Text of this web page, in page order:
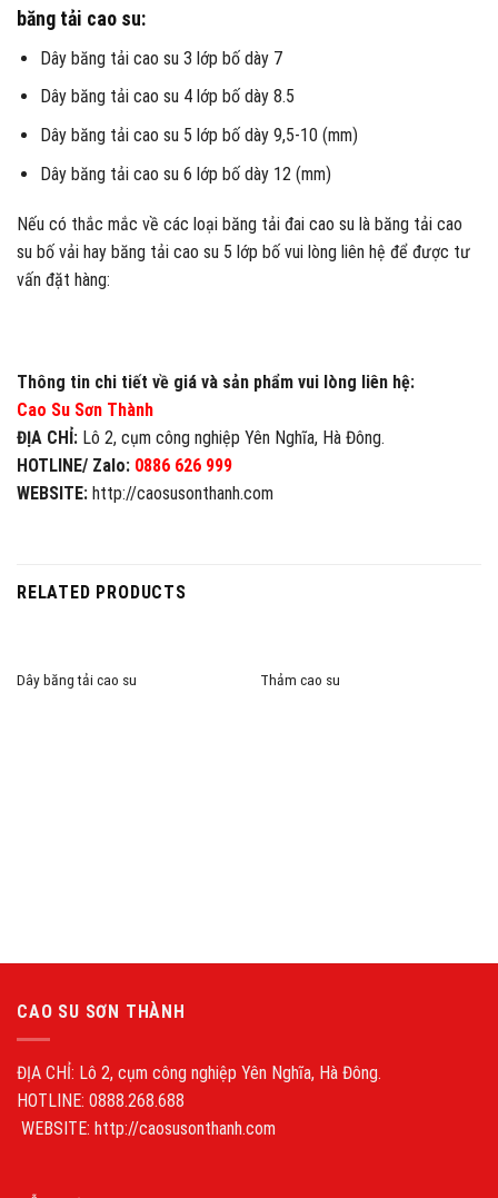
băng tải cao su:
Dây băng tải cao su 3 lớp bố dày 7
Dây băng tải cao su 4 lớp bố dày 8.5
Dây băng tải cao su 5 lớp bố dày 9,5-10 (mm)
Dây băng tải cao su 6 lớp bố dày 12 (mm)
Nếu có thắc mắc về các loại băng tải đai cao su là băng tải cao
su bố vải hay băng tải cao su 5 lớp bố vui lòng liên hệ để được tư
vấn đặt hàng:
Thông tin chi tiết về giá và sản phẩm vui lòng liên hệ:
Cao Su Sơn Thành
ĐỊA CHỈ: Lô 2, cụm công nghiệp Yên Nghĩa, Hà Đông.
HOTLINE/ Zalo: 0886 626 999
WEBSITE: http://caosusonthanh.com
RELATED PRODUCTS
Dây băng tải cao su Thảm cao su
CAO SU SƠN THÀNH
ĐỊA CHỈ: Lô 2, cụm công nghiệp Yên Nghĩa, Hà Đông.
HOTLINE: 0888.268.688
WEBSITE: http://caosusonthanh.com